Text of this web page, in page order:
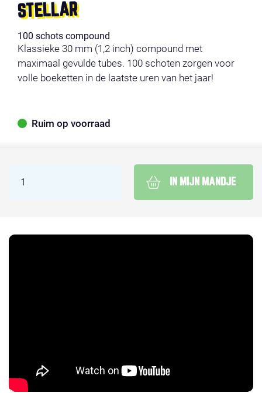
STELLAR
100 schots compound
Klassieke 30 mm (1,2 inch) compound met
maximaal gevulde tubes. 100 schoten zorgen voor
volle boeketten in de laatste uren van het jaar!
Ruim op voorraad
IN MIJN MANDJE